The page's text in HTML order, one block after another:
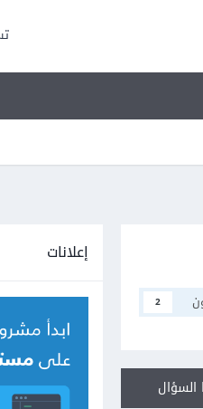
2
إعلانات